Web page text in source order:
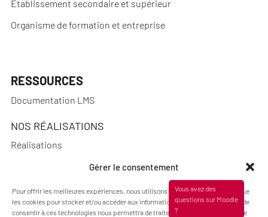
Gérer le consentement
Pour offrir les meilleures expériences, nous utilisons des technologies telles que
les cookies pour stocker et/ou accéder aux informations des appareils. Le fait de
consentir à ces technologies nous permettra de traiter des données telles que le
Établissement secondaire et supérieur
Organisme de formation et entreprise
RESSOURCES
Documentation LMS
NOS RÉALISATIONS
Réalisations
A PROPOS